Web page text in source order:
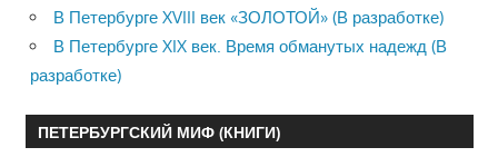
В Петербурге XVIII век «ЗОЛОТОЙ» (В разработке)
В Петербурге XIX век. Время обманутых надежд (В
разработке)
ПЕТЕРБУРГСКИЙ МИФ (КНИГИ)